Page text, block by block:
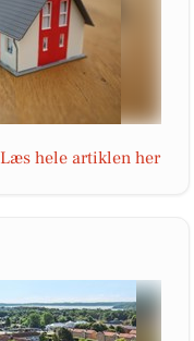
Læs hele artiklen her